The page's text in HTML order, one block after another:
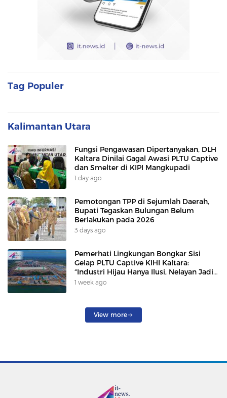
Tag Populer
Kalimantan Utara
Fungsi Pengawasan Dipertanyakan, DLH
Kaltara Dinilai Gagal Awasi PLTU Captive
dan Smelter di KIPI Mangkupadi
1 day ago
Pemotongan TPP di Sejumlah Daerah,
Bupati Tegaskan Bulungan Belum
Berlakukan pada 2026
3 days ago
Pemerhati Lingkungan Bongkar Sisi
Gelap PLTU Captive KIHI Kaltara:
“Industri Hijau Hanya Ilusi, Nelayan Jadi
Korban”
1 week ago
View more